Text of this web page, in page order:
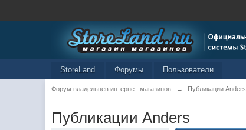
StoreLand Форумы Пользователи
Форум владельцев интернет-магазинов → Публикации Anders
Публикации Anders